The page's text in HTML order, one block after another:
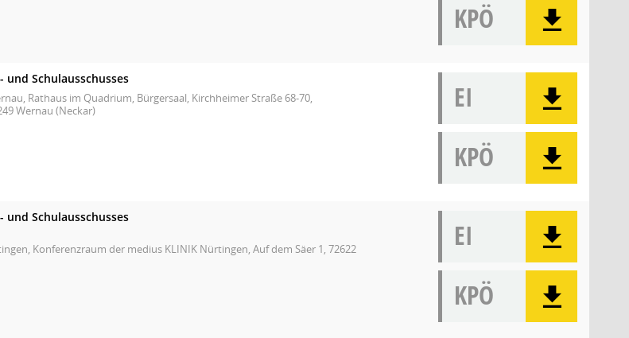
KPÖ
und Schulausschusses
Rathaus im Quadrium, Bürgersaal, Kirchheimer Straße 68-70,
Wernau (Neckar)
EI
KPÖ
und Schulausschusses
Konferenzraum der medius KLINIK Nürtingen, Auf dem Säer 1, 72622
EI
KPÖ